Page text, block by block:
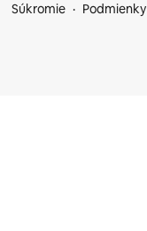
Súkromie
Podmienky